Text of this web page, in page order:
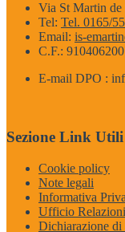
Via St Martin
Tel: Tel. 0165/
Email: is-
C.F.:
E-mail DPO :
Sezione Link Utili
Cookie policy
Note legali
Informativa
Ufficio
Dichiarazione di